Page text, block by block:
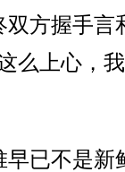
方握手言
么上心，
已不是新